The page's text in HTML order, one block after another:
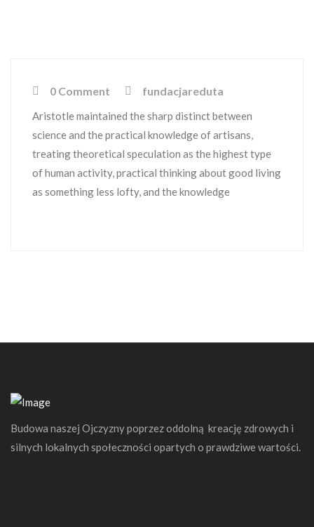
0 Comment fundacjareduta
Aristotle maintained the sharp distinct between
science and the practical knowledge of artisans,
treating theoretical speculation as the highest type
of human activity, practical thinking about good living
as something less lofty, and the knowledge
Budowa naszej Ojczyzny poprzez oddolną kreację zdrowych i
silnych lokalnych społeczności opartych o prawdziwe wartości.